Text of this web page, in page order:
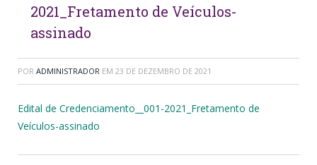
2021_Fretamento de Veículos-
assinado
POR ADMINISTRADOR EM 23 DE DEZEMBRO DE 2021
Edital de Credenciamento__001-2021_Fretamento de
Veículos-assinado